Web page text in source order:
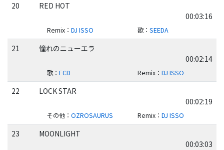
20
RED HOT
00:03:16
Remix： DJ ISSO 歌： SEEDA
21
憧れのニューエラ
00:02:14
歌： ECD Remix： DJ ISSO
22
LOCK STAR
00:02:19
その他： OZROSAURUS Remix： DJ ISSO
23
MOONLIGHT
00:03:03